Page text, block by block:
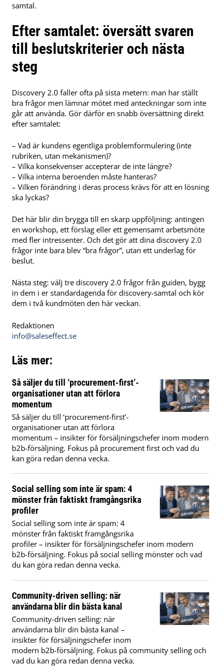
samtal.
Efter samtalet: översätt svaren
till beslutskriterier och nästa
steg
Discovery 2.0 faller ofta på sista metern: man har ställt
bra frågor men lämnar mötet med anteckningar som inte
går att använda. Gör därför en snabb översättning direkt
efter samtalet:
– Vad är kundens egentliga problemformulering (inte
rubriken, utan mekanismen)?
– Vilka konsekvenser accepterar de inte längre?
– Vilka interna beroenden måste hanteras?
– Vilken förändring i deras process krävs för att en lösning
ska lyckas?
Det här blir din brygga till en skarp uppföljning: antingen
en workshop, ett förslag eller ett gemensamt arbetsmöte
med fler intressenter. Och det gör att dina discovery 2.0
frågor inte bara blev “bra frågor”, utan ett underlag för
beslut.
Nästa steg: välj tre discovery 2.0 frågor från guiden, bygg
in dem i er standardagenda för discovery-samtal och kör
dem i två kundmöten den här veckan.
Redaktionen
info@saleseffect.se
Läs mer:
Så säljer du till ‘procurement-first’-
organisationer utan att förlora
momentum
Så säljer du till ‘procurement-first’-
organisationer utan att förlora
momentum – insikter för försäljningschefer inom modern
b2b-försäljning. Fokus på procurement first och vad du
kan göra redan denna vecka.
Social selling som inte är spam: 4
mönster från faktiskt framgångsrika
profiler
Social selling som inte är spam: 4
mönster från faktiskt framgångsrika
profiler – insikter för försäljningschefer inom modern
b2b-försäljning. Fokus på social selling mönster och vad
du kan göra redan denna vecka.
Community-driven selling: när
användarna blir din bästa kanal
Community-driven selling: när
användarna blir din bästa kanal –
insikter för försäljningschefer inom
modern b2b-försäljning. Fokus på community selling och
vad du kan göra redan denna vecka.